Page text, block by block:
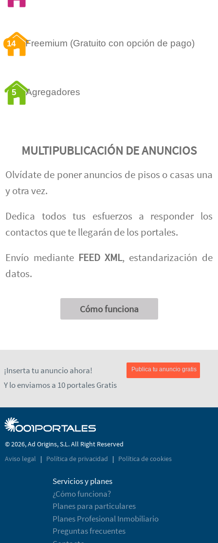
14 Freemium (Gratuito con opción de pago)
5 Agregadores
MULTIPUBLICACIÓN DE ANUNCIOS
Olvídate de poner anuncios de pisos o casas una
y otra vez.
Dedica todos tus esfuerzos a responder los
contactos que te llegarán de los portales.
Envío mediante FEED XML, estandarización de
datos.
Cómo funciona
¡Inserta tu anuncio ahora!
Y lo enviamos a 10 portales Gratis
Publica tu anuncio gratis
© 2026, Ad Origins, S.L. All Right Reserved
Aviso legal
| Política de privacidad | Política de cookies
Servicios y planes
¿Cómo funciona?
Planes para particulares
Planes Profesional Inmobiliario
Preguntas frecuentes